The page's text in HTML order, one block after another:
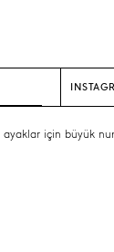
ayaklar için büyük